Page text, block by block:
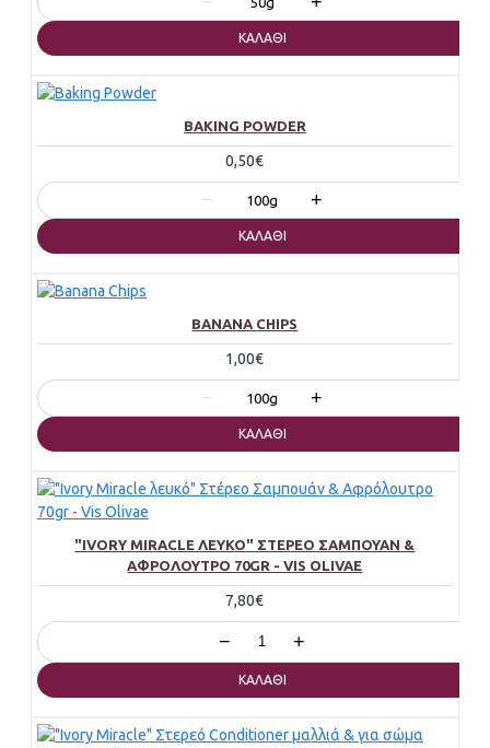
ΚΑΛΆΘΙ
BAKING POWDER
0,50€
− 100g +
ΚΑΛΆΘΙ
BANANA CHIPS
1,00€
− 100g +
ΚΑΛΆΘΙ
"IVORY MIRACLE ΛΕΥΚΌ" ΣΤΈΡΕΟ ΣΑΜΠΟΥΆΝ &
ΑΦΡΌΛΟΥΤΡΟ 70GR - VIS OLIVAE
7,80€
− +
ΚΑΛΆΘΙ